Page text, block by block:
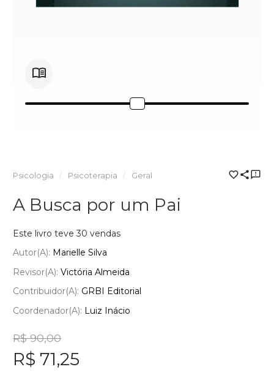
Psicologia Psicoterapia Geral
A Busca por um Pai
Este livro teve 30 vendas
Autor(a): Marielle Silva
Revisor(a): Victória Almeida
Contribuidor(a): GRBI Editorial
Coordenador(a): Luiz Inácio
R$ 90,00
R$ 71,25